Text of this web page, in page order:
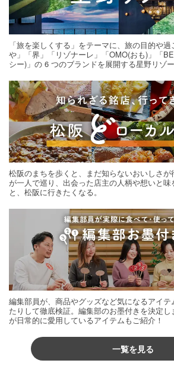
「旅を楽しくする」をテーマに、旅の目的や
や」「界」「リゾナーレ」「OMO(おも)」「
シー)」の 6 つのブランドを展開する星野リゾ
松阪のまちを歩くと、まだ知らないおいしさ
が一人で巡り、出会った店主の人柄や想いと
と、松阪に行きたくなる。
編集部員が、商品やグッズなど気になるアイ
たりして徹底検証。編集部のお墨付きを決定
が日常的に愛用しているアイテムもご紹介！
一覧を見る